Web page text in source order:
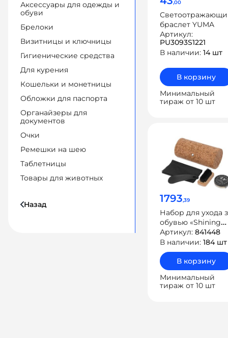
Аксессуары для одежды и
обуви
Брелоки
Визитницы и ключницы
Гигиенические средства
Для курения
Кошельки и монетницы
Обложки для паспорта
Органайзеры для
документов
Очки
Ремешки на шею
Таблетницы
Товары для животных
Назад
,00
браслет YUMA
Артикул:
PU3093S1221
В наличии: 14 шт
В корзину
Минимальный
тираж от 10 шт
1793,39
Набор для ухода
обувью «Shining
shoes»
Артикул: 841448
В наличии: 184 шт
В корзину
Минимальный
тираж от 10 шт